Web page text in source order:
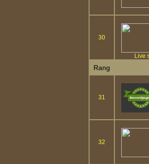
30
Live
Rang
31
32